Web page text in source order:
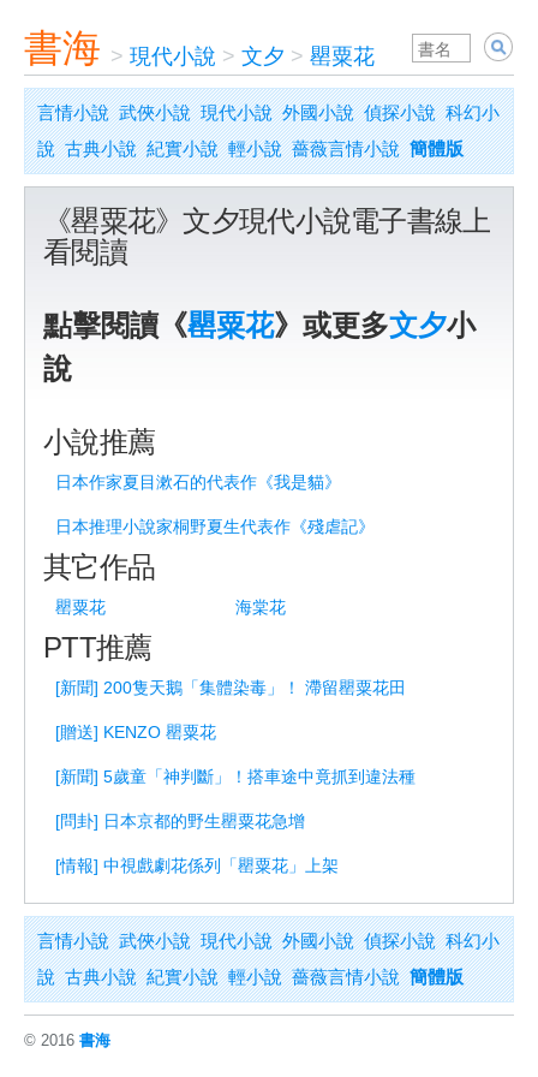
書海 > 現代小說 > 文夕 > 罌粟花
言情小說 武俠小說 現代小說 外國小說 偵探小說 科幻小
說 古典小說 紀實小說 輕小說 薔薇言情小說 簡體版
《罌粟花》文夕現代小說電子書線上
看閱讀
點擊閱讀《罌粟花》或更多文夕小
說
小說推薦
日本作家夏目漱石的代表作《我是貓》
日本推理小說家桐野夏生代表作《殘虐記》
其它作品
罌粟花 海棠花
PTT推薦
[新聞] 200隻天鵝「集體染毒」！ 滯留罌粟花田
[贈送] KENZO 罌粟花
[新聞] 5歲童「神判斷」！搭車途中竟抓到違法種
[問卦] 日本京都的野生罌粟花急增
[情報] 中視戲劇花係列「罌粟花」上架
言情小說 武俠小說 現代小說 外國小說 偵探小說 科幻小
說 古典小說 紀實小說 輕小說 薔薇言情小說 簡體版
© 2016 書海